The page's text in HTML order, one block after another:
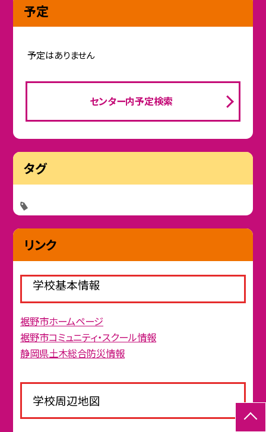
予定
予定はありません
センター内予定検索
タグ
リンク
学校基本情報
裾野市ホームページ
裾野市コミュニティ・スクール情報
静岡県土木総合防災情報
学校周辺地図